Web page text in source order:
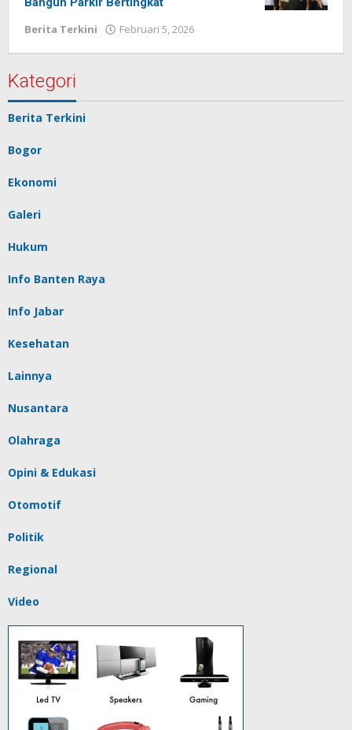
Berita Terkini
Februari 5, 2026
Kategori
Berita Terkini
Bogor
Ekonomi
Galeri
Hukum
Info Banten Raya
Info Jabar
Kesehatan
Lainnya
Nusantara
Olahraga
Opini & Edukasi
Otomotif
Politik
Regional
Video